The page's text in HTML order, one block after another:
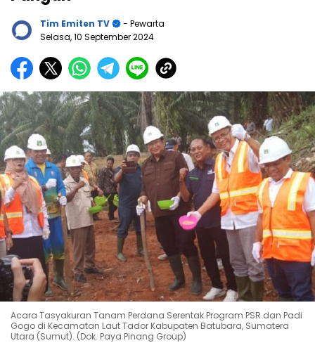
Tim Emiten TV
- Pewarta
Selasa, 10 September 2024
Acara Tasyakuran Tanam Perdana Serentak Program PSR dan Padi
Gogo di Kecamatan Laut Tador Kabupaten Batubara, Sumatera
Utara (Sumut). (Dok. Paya Pinang Group)